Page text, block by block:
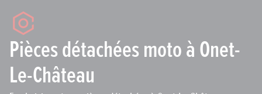
Pièces détachées moto à Onet-
Le-Château